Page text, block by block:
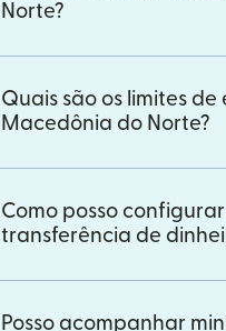
Norte?
Quais são os limites
Macedônia do Norte?
Como posso
transferência de
Posso acompanhar